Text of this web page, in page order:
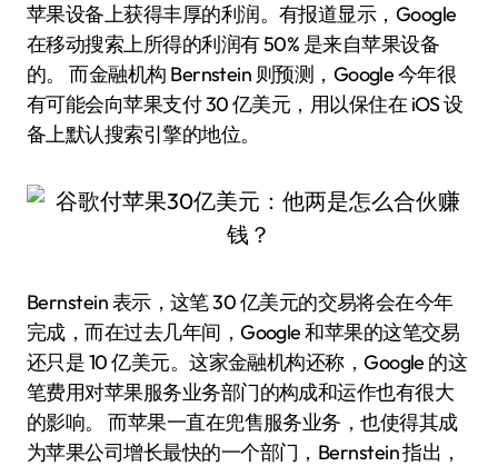
苹果设备上获得丰厚的利润。有报道显示，Google
在移动搜索上所得的利润有 50% 是来自苹果设备
的。 而金融机构 Bernstein 则预测，Google 今年很
有可能会向苹果支付 30 亿美元，用以保住在 iOS 设
备上默认搜索引擎的地位。
Bernstein 表示，这笔 30 亿美元的交易将会在今年
完成，而在过去几年间，Google 和苹果的这笔交易
还只是 10 亿美元。这家金融机构还称，Google 的这
笔费用对苹果服务业务部门的构成和运作也有很大
的影响。 而苹果一直在兜售服务业务，也使得其成
为苹果公司增长最快的一个部门，Bernstein 指出，